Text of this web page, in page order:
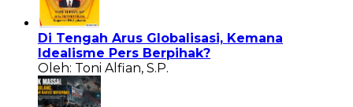
Di Tengah Arus Globalisasi, Kemana
Idealisme Pers Berpihak?
Oleh: Toni Alfian, S.P.